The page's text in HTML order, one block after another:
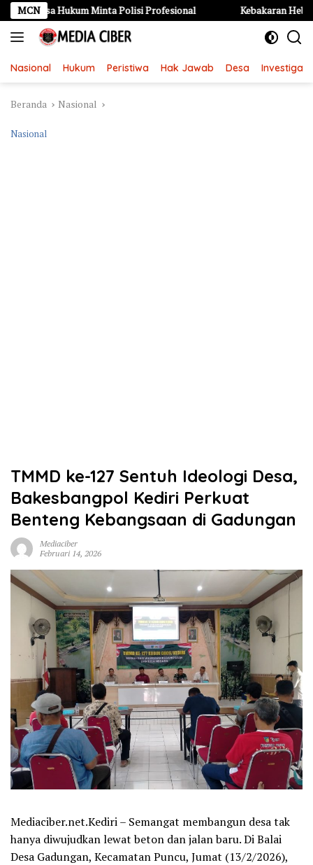
Langsung
ke
konten
MCN
Hukum Minta Polisi Profesional Kebakaran Hebat di Kayen
Nasional Hukum Peristiwa Hak Jawab Desa Investigasi
Beranda Nasional
Nasional
TMMD ke-127 Sentuh Ideologi Desa,
Bakesbangpol Kediri Perkuat
Benteng Kebangsaan di Gadungan
Mediaciber
Februari 14, 2026
Mediaciber.net.Kediri – Semangat membangun desa tak
hanya diwujudkan lewat beton dan jalan baru. Di Balai
Desa Gadungan, Kecamatan Puncu, Jumat (13/2/2026),